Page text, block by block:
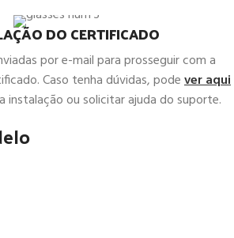
DO CERTIFICADO
por e-mail para prosseguir com a
Caso tenha dúvidas, podever aqui
instalação ou solicitar ajuda do suporte.